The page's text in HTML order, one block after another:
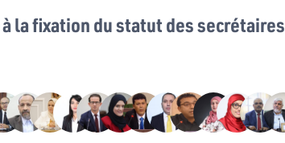
la fixation du statut des secrétaires